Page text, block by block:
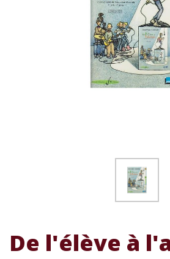
De l'élève à